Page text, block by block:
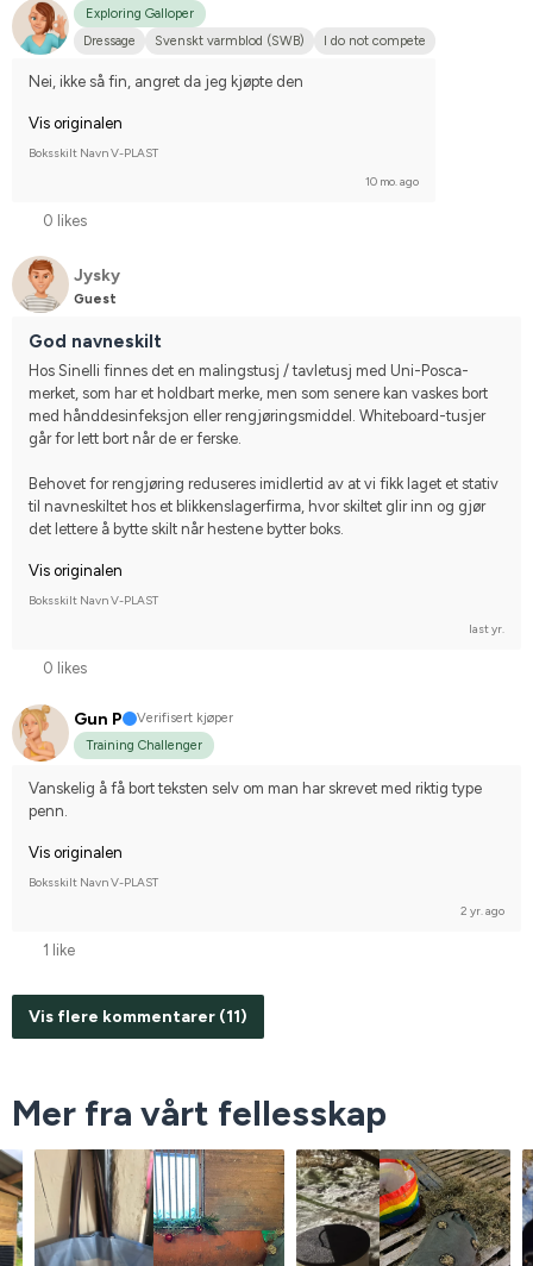
Exploring Galloper
Dressage
Svenskt varmblod (SWB) I do not compete
Nei, ikke så fin, angret da jeg kjøpte den
Vis originalen
Boksskilt Navn V-PLAST
10 mo. ago
0 likes
Jysky
Guest
God navneskilt
Hos Sinelli finnes det en malingstusj / tavletusj med Uni-Posca-
merket, som har et holdbart merke, men som senere kan vaskes bort
med hånddesinfeksjon eller rengjøringsmiddel. Whiteboard-tusjer
går for lett bort når de er ferske.
Behovet for rengjøring reduseres imidlertid av at vi fikk laget et stativ
til navneskiltet hos et blikkenslagerfirma, hvor skiltet glir inn og gjør
det lettere å bytte skilt når hestene bytter boks.
Vis originalen
Boksskilt Navn V-PLAST
last yr.
0 likes
Gun P
Verifisert kjøper
Training Challenger
Vanskelig å få bort teksten selv om man har skrevet med riktig type
penn.
Vis originalen
Boksskilt Navn V-PLAST
2 yr. ago
1 like
Vis flere kommentarer (11)
Mer fra vårt fellesskap